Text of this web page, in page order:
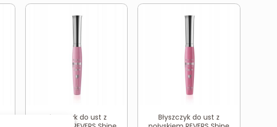
Błyszczyk do ust z
Błyszczyk do ust z